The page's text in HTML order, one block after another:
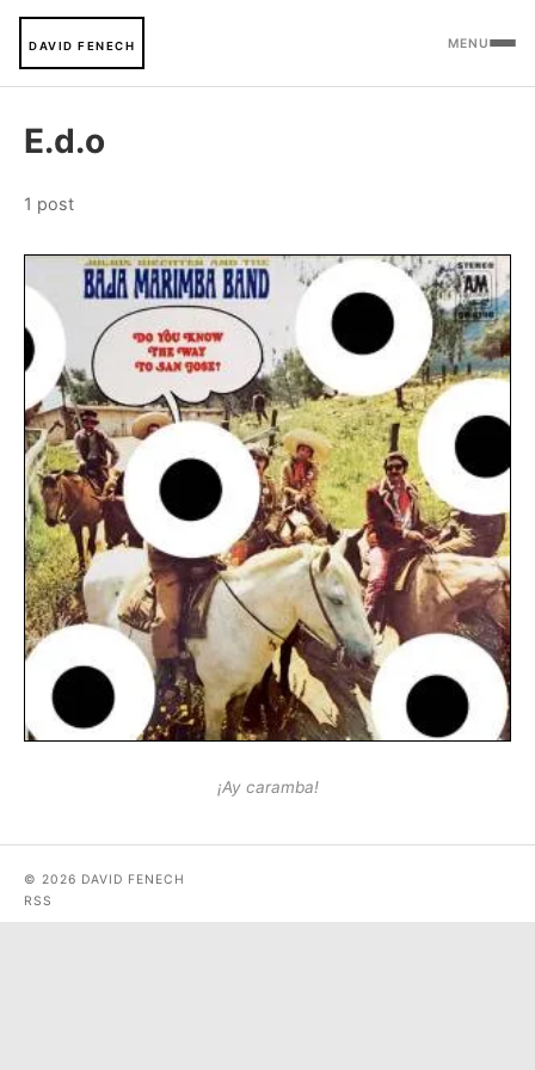
DAVID FENECH MENU
E.d.o
1 post
¡Ay caramba!
© 2026 DAVID FENECH
RSS